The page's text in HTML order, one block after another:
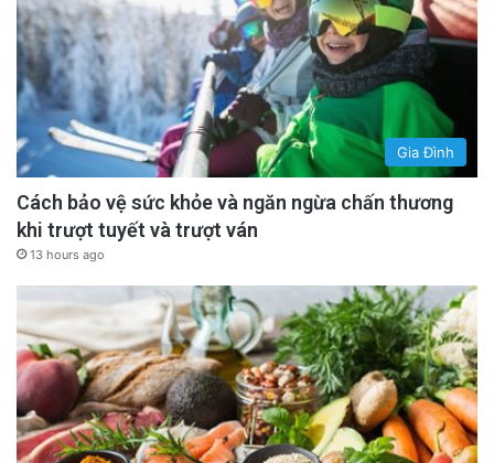
Gia Đình
Cách bảo vệ sức khỏe và ngăn ngừa chấn thương
khi trượt tuyết và trượt ván
13 hours ago